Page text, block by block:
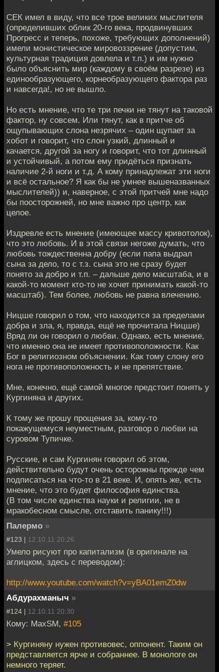
СЕК имел в виду, что все трое великих мыслителя
(определивших облик 20-го века, продвинувших
Прогресс и теперь, похоже, требующих дополнений)
имели монистическое мировоззрение (допустим,
культурная традиция довлела и т.п.) и им нужно
было объяснить мир (каждому в своём разрезе) из
единообразующего, корнеобразующего фактора раз
и навсегда!, но не вышло.
Но есть мнение, что те три печки не тянут на таковой
фактор, ну совсем. Или тянут, как в притче об
ощупывающих слона незрячих – один щупает за
хобот и говорит, что слон узкий, длинный и
качается, другой за ногу и говорит, что тот длинный
и устойчивый, а потом ему придёться признать
наличие 2-й ноги и т.д. А кому принадлежат эти ноги
и всё остальное? Я как бы не умнее вышеназванных
мыслителей)) и, наверное, с этой притчей мне надо
бы поосторожней, но мне важно про центр, как
целое.
Издревле есть мнение (имеющее массу кривотолок),
что это любовь. И в этой связи негоже думать, что
любовь тождественна добру (если папа выдрал
сына за дело, то с т.з. сына это не сразу будет
понято за добро и т.п. – дальше дело масштаба, и в
какой-то момент кто-то не хочет принимать какой-то
масштаб). Тем более, любовь не равна влечению.
Ницше говорил о том, что находится за пределами
добра и зла, я, правда, ещё не прочитала Ницше)
Вряд ли он говорил о любви. Однако, есть мнение,
что именно она не имеет противоположности. Как
Бог в религиозном объяснении. Как тому слону его
нога не противоположность и не препятствие.
Мне, конечно, ещё самой многое предстоит понять у
Кургиняна и других.
К тому же прошу прощения за, кому-то
покажущемуся неуместным, разговор о любви на
суровом Тупичке.
Русские, и сам Кургинян говорил об этом,
действительно будут очень осторожны прежде чем
подписаться на что-то в 21 веке. И, опять же, есть
мнение, что это будет философия единства.
(В том числе единства науки и религии, не в
мракобесном смысле, отставить панику!!!)
Палермо »
#123 | 12.10.11 20:26
Умело рисуют про капитализм (в оригинале на
аглицком, здесь с переводом):
http://www.youtube.com/watch?v=yBA01emZ0dw
Абдурахманыч »
#124 | 12.10.11 20:30
Кому: MaxSM, #105
> Кургиняну нужен противовес, оппонент. Таким он
представляется ярче и собраннее. В монологе он
немного теряет.